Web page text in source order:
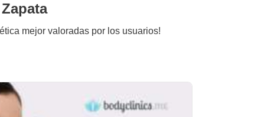
mejor valoradas por los usuarios!